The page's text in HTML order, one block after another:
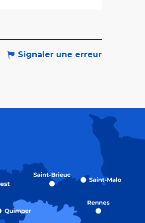
Signaler une erreur